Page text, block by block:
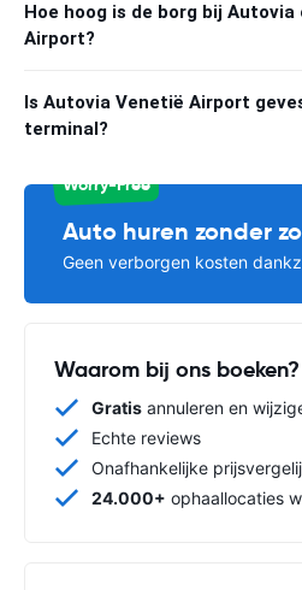
Hoe hoog is de borg bij Autovia
Airport?
Is Autovia Venetië Airport
terminal?
Worry-Free
Auto huren zonder
Geen verborgen kosten
Waarom bij ons boeken?
Gratis annuleren en
Echte reviews
Onafhankelijke
24.000+ ophaallocaties